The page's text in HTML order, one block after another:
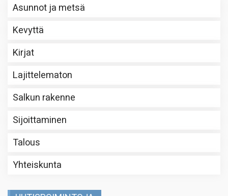
Asunnot ja metsä
Kevyttä
Kirjat
Lajittelematon
Salkun rakenne
Sijoittaminen
Talous
Yhteiskunta